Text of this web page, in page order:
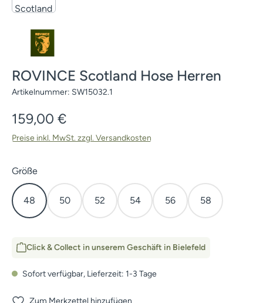
ROVINCE Scotland Hose Herren
Artikelnummer: SW15032.1
Regulärer Preis:
159,00 €
Preise inkl. MwSt. zzgl. Versandkosten
Größeauswählen
48 50 52 54 56 58
Click & Collect in unserem Geschäft in Bielefeld
Sofort verfügbar, Lieferzeit: 1-3 Tage
Zum Merkzettel hinzufügen